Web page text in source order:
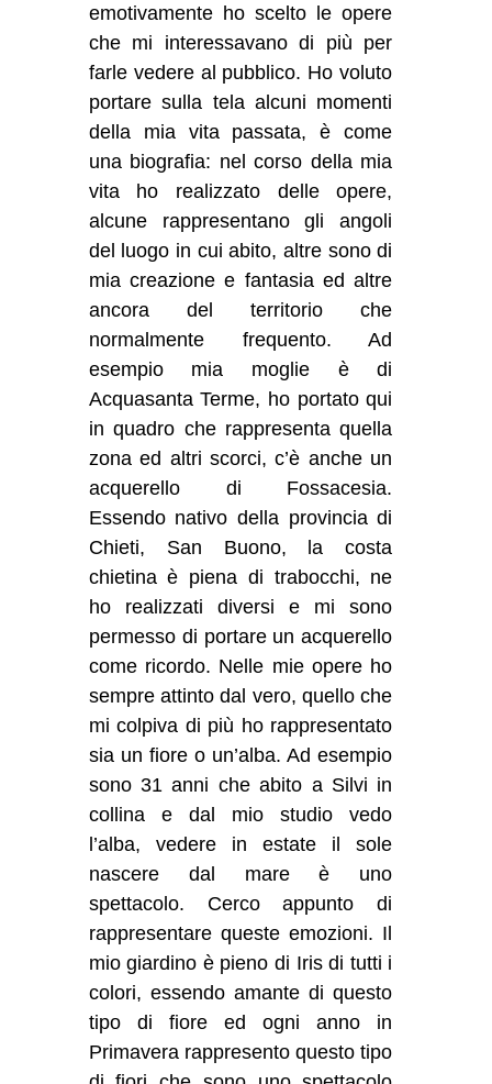
emotivamente ho scelto le opere
che mi interessavano di più per
farle vedere al pubblico. Ho voluto
portare sulla tela alcuni momenti
della mia vita passata, è come
una biografia: nel corso della mia
vita ho realizzato delle opere,
alcune rappresentano gli angoli
del luogo in cui abito, altre sono di
mia creazione e fantasia ed altre
ancora del territorio che
normalmente frequento. Ad
esempio mia moglie è di
Acquasanta Terme, ho portato qui
in quadro che rappresenta quella
zona ed altri scorci, c’è anche un
acquerello di Fossacesia.
Essendo nativo della provincia di
Chieti, San Buono, la costa
chietina è piena di trabocchi, ne
ho realizzati diversi e mi sono
permesso di portare un acquerello
come ricordo. Nelle mie opere ho
sempre attinto dal vero, quello che
mi colpiva di più ho rappresentato
sia un fiore o un’alba. Ad esempio
sono 31 anni che abito a Silvi in
collina e dal mio studio vedo
l’alba, vedere in estate il sole
nascere dal mare è uno
spettacolo. Cerco appunto di
rappresentare queste emozioni. Il
mio giardino è pieno di Iris di tutti i
colori, essendo amante di questo
tipo di fiore ed ogni anno in
Primavera rappresento questo tipo